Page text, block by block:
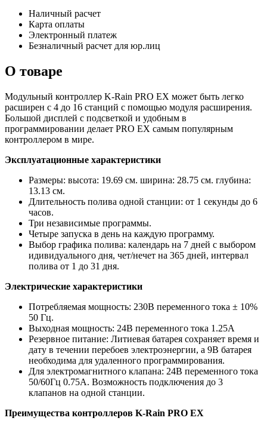
Наличный расчет
Карта оплаты
Электронный платеж
Безналичный расчет для юр.лиц
О товаре
Модульный контроллер K-Rain PRO EX может быть легко
расширен с 4 до 16 станций с помощью модуля расширения.
Большой дисплей с подсветкой и удобным в
программировании делает PRO EX самым популярным
контроллером в мире.
Эксплуатационные характеристики
Размеры: высота: 19.69 см. ширина: 28.75 см. глубина:
13.13 см.
Длительность полива одной станции: от 1 секунды до 6
часов.
Три независимые программы.
Четыре запуска в день на каждую программу.
Выбор графика полива: календарь на 7 дней с выбором
идивидуального дня, чет/нечет на 365 дней, интервал
полива от 1 до 31 дня.
Электрические характеристики
Потребляемая мощность: 230В переменного тока ± 10%
50 Гц.
Выходная мощность: 24В переменного тока 1.25A
Резервное питание: Литиевая батарея сохраняет время и
дату в течении перебоев электроэнергии, а 9В батарея
необходима для удаленного программирования.
Для электромагнитного клапана: 24В переменного тока
50/60Гц 0.75А. Возможность подключения до 3
клапанов на одной станции.
Преимущества контроллеров K-Rain PRO EX